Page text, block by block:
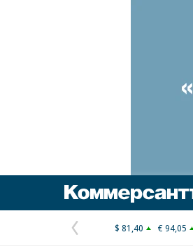
Предыдущая
$ 81,40 € 94,05